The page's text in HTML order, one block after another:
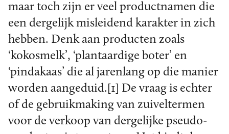
maar toch zijn er veel productnamen die
een dergelijk misleidend karakter in zich
hebben. Denk aan producten zoals
‘kokosmelk’, ‘plantaardige boter’ en
‘pindakaas’ die al jarenlang op die manier
worden aangeduid.[1] De vraag is echter
of de gebruikmaking van zuiveltermen
voor de verkoop van dergelijke pseudo-